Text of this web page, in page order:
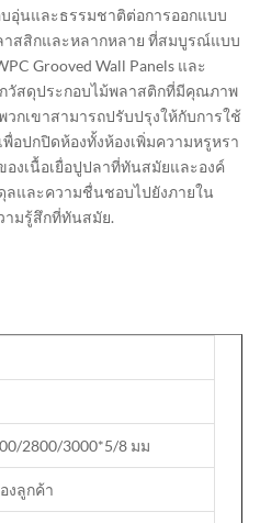
อุ่นและธรรมชาติต่อการออกแบบ
าสสิกและหลากหลาย ที่สมบูรณ์แบบ
Grooved Wall Panels และ
กวัสดุประกอบไม้พลาสติกที่มีคุณภาพ
กเขาสามารถปรับปรุงให้กับการใช้
อปกปิดห้องทั้งห้องเพิ่มความหรูหรา
งเนื้อเยื่อปูปลาที่ทันสมัยและองค์
และความชื่นชอบไปยังภายใน
ามรู้สึกที่ทันสมัย.
2800/3000*5/8 มม
งลูกค้า